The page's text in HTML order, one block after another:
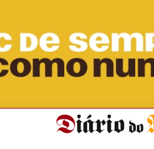
Revista Minha Gráfica DM